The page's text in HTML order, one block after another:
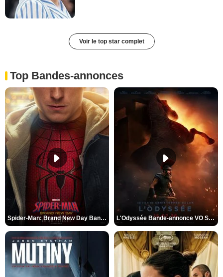
Voir le top star complet
Top Bandes-annonces
Spider-Man: Brand New Day Bande-annonce VO STFR L'Odyssée Bande-annonce VO STFR